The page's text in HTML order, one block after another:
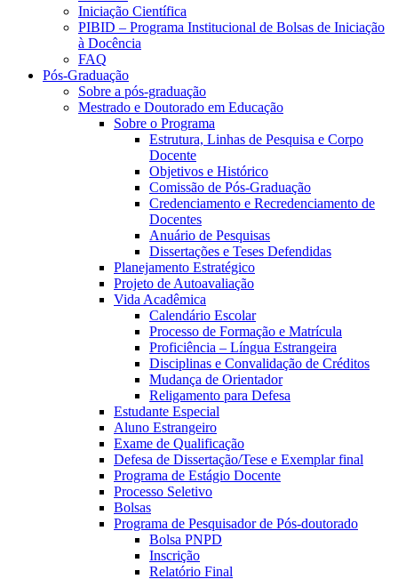
Iniciação Científica
PIBID – Programa Institucional de Bolsas de Iniciação
à Docência
FAQ
Pós-Graduação
Sobre a pós-graduação
Mestrado e Doutorado em Educação
Sobre o Programa
Estrutura, Linhas de Pesquisa e Corpo
Docente
Objetivos e Histórico
Comissão de Pós-Graduação
Credenciamento e Recredenciamento de
Docentes
Anuário de Pesquisas
Dissertações e Teses Defendidas
Planejamento Estratégico
Projeto de Autoavaliação
Vida Acadêmica
Calendário Escolar
Processo de Formação e Matrícula
Proficiência – Língua Estrangeira
Disciplinas e Convalidação de Créditos
Mudança de Orientador
Religamento para Defesa
Estudante Especial
Aluno Estrangeiro
Exame de Qualificação
Defesa de Dissertação/Tese e Exemplar final
Programa de Estágio Docente
Processo Seletivo
Bolsas
Programa de Pesquisador de Pós-doutorado
Bolsa PNPD
Inscrição
Relatório Final